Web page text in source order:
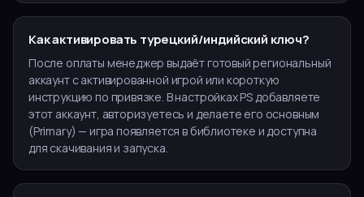
Как активировать турецкий/индийский ключ?
После оплаты менеджер выдаёт готовый региональный
аккаунт с активированной игрой или короткую
инструкцию по привязке. В настройках PS добавляете
этот аккаунт, авторизуетесь и делаете его основным
(Primary) — игра появляется в библиотеке и доступна
для скачивания и запуска.